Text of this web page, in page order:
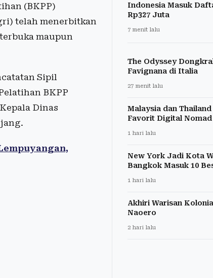
(BKPP)
telah menerbitkan
maupun
Sipil
BKPP
Dinas
Indonesia Masuk
Rp327 Juta
7 menit lalu
The Odyssey
Favignana di Italia
27 menit lalu
Malaysia dan
Favorit Digital Nomad
1 hari lalu
New York Jadi Kota
Bangkok Masuk 10
1 hari lalu
Akhiri Warisan
Naoero
2 hari lalu